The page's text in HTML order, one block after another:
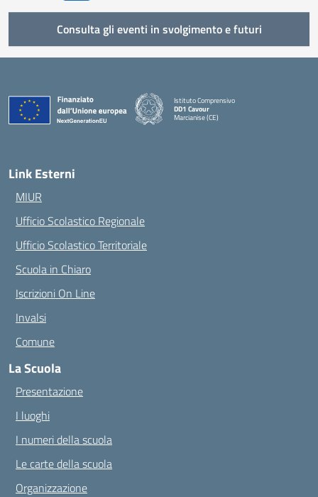
Consulta gli eventi in svolgimento e futuri
Istituto Comprensivo
DD1 Cavour
Marcianise (CE)
Link Esterni
MIUR
Ufficio Scolastico Regionale
Ufficio Scolastico Territoriale
Scuola in Chiaro
Iscrizioni On Line
Invalsi
Comune
La Scuola
Presentazione
I luoghi
I numeri della scuola
Le carte della scuola
Organizzazione